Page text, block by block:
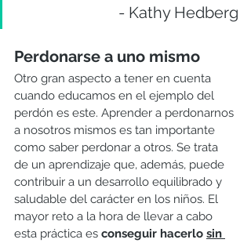
- Kathy Hedberg
Perdonarse a uno mismo
Otro gran aspecto a tener en cuenta
cuando educamos en el ejemplo del
perdón es este. Aprender a perdonarnos
a nosotros mismos es tan importante
como saber perdonar a otros. Se trata
de un aprendizaje que, además, puede
contribuir a un desarrollo equilibrado y
saludable del carácter en los niños. El
mayor reto a la hora de llevar a cabo
esta práctica es conseguir hacerlo sin